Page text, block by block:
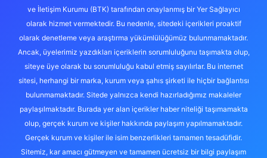
ve İletişim Kurumu (BTK) tarafından onaylanmış bir Yer Sağlayıcı
olarak hizmet vermektedir. Bu nedenle, sitedeki içerikleri proaktif
olarak denetleme veya araştırma yükümlülüğümüz bulunmamaktadır.
Ancak, üyelerimiz yazdıkları içeriklerin sorumluluğunu taşımakta olup,
siteye üye olarak bu sorumluluğu kabul etmiş sayılırlar. Bu internet
sitesi, herhangi bir marka, kurum veya şahıs şirketi ile hiçbir bağlantısı
bulunmamaktadır. Sitede yalnızca kendi hazırladığımız makaleler
paylaşılmaktadır. Burada yer alan içerikler haber niteliği taşımamakta
olup, gerçek kurum ve kişiler hakkında paylaşım yapılmamaktadır.
Gerçek kurum ve kişiler ile isim benzerlikleri tamamen tesadüfidir.
Sitemiz, kar amacı gütmeyen ve tamamen ücretsiz bir bilgi paylaşım